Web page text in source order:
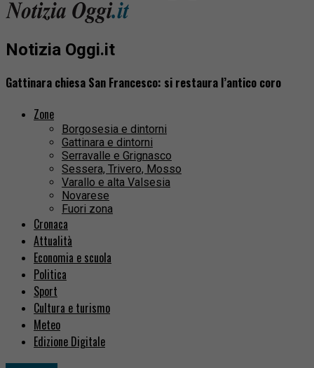
Notizia Oggi.it
Gattinara chiesa San Francesco: si restaura l’antico coro
Zone
Borgosesia e dintorni
Gattinara e dintorni
Serravalle e Grignasco
Sessera, Trivero, Mosso
Varallo e alta Valsesia
Novarese
Fuori zona
Cronaca
Attualità
Economia e scuola
Politica
Sport
Cultura e turismo
Meteo
Edizione Digitale